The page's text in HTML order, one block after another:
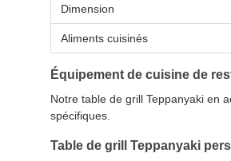
Dimension
Aliments cuisinés
Équipement de cuisine de
Notre table de grill Teppanyaki en
spécifiques.
Table de grill Teppanyaki